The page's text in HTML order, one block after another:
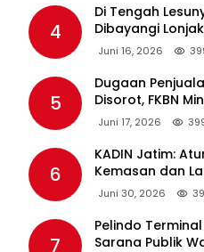
4
Di Tengah
Dibayangi
Juni 16, 2026
5
Dugaan
Disorot, FKBN
Pendidikan
Juni 17, 2026
6
KADIN Jatim:
Kemasan dan
Tambahan
Tembakau
Juni 30, 2026
7
Pelindo
Sarana Publik